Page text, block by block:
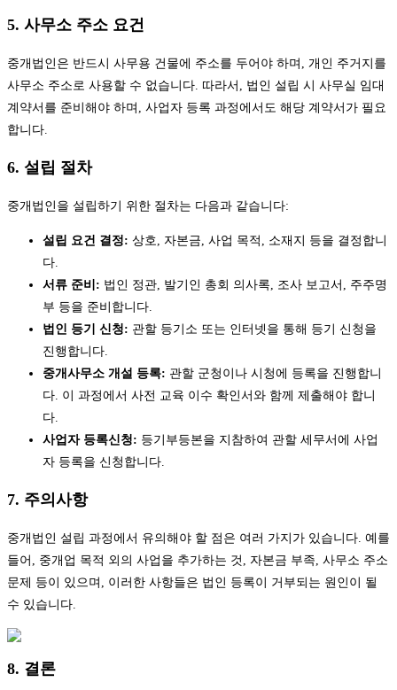
5. 사무소 주소 요건
중개법인은 반드시 사무용 건물에 주소를 두어야 하며, 개인 주거지를
사무소 주소로 사용할 수 없습니다. 따라서, 법인 설립 시 사무실 임대
계약서를 준비해야 하며, 사업자 등록 과정에서도 해당 계약서가 필요
합니다.
6. 설립 절차
중개법인을 설립하기 위한 절차는 다음과 같습니다:
설립 요건 결정: 상호, 자본금, 사업 목적, 소재지 등을 결정합니
다.
서류 준비: 법인 정관, 발기인 총회 의사록, 조사 보고서, 주주명
부 등을 준비합니다.
법인 등기 신청: 관할 등기소 또는 인터넷을 통해 등기 신청을
진행합니다.
중개사무소 개설 등록: 관할 군청이나 시청에 등록을 진행합니
다. 이 과정에서 사전 교육 이수 확인서와 함께 제출해야 합니
다.
사업자 등록신청: 등기부등본을 지참하여 관할 세무서에 사업
자 등록을 신청합니다.
7. 주의사항
중개법인 설립 과정에서 유의해야 할 점은 여러 가지가 있습니다. 예를
들어, 중개업 목적 외의 사업을 추가하는 것, 자본금 부족, 사무소 주소
문제 등이 있으며, 이러한 사항들은 법인 등록이 거부되는 원인이 될
수 있습니다.
8. 결론